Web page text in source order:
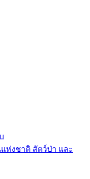
งชาติ สัตว์ป่า และ